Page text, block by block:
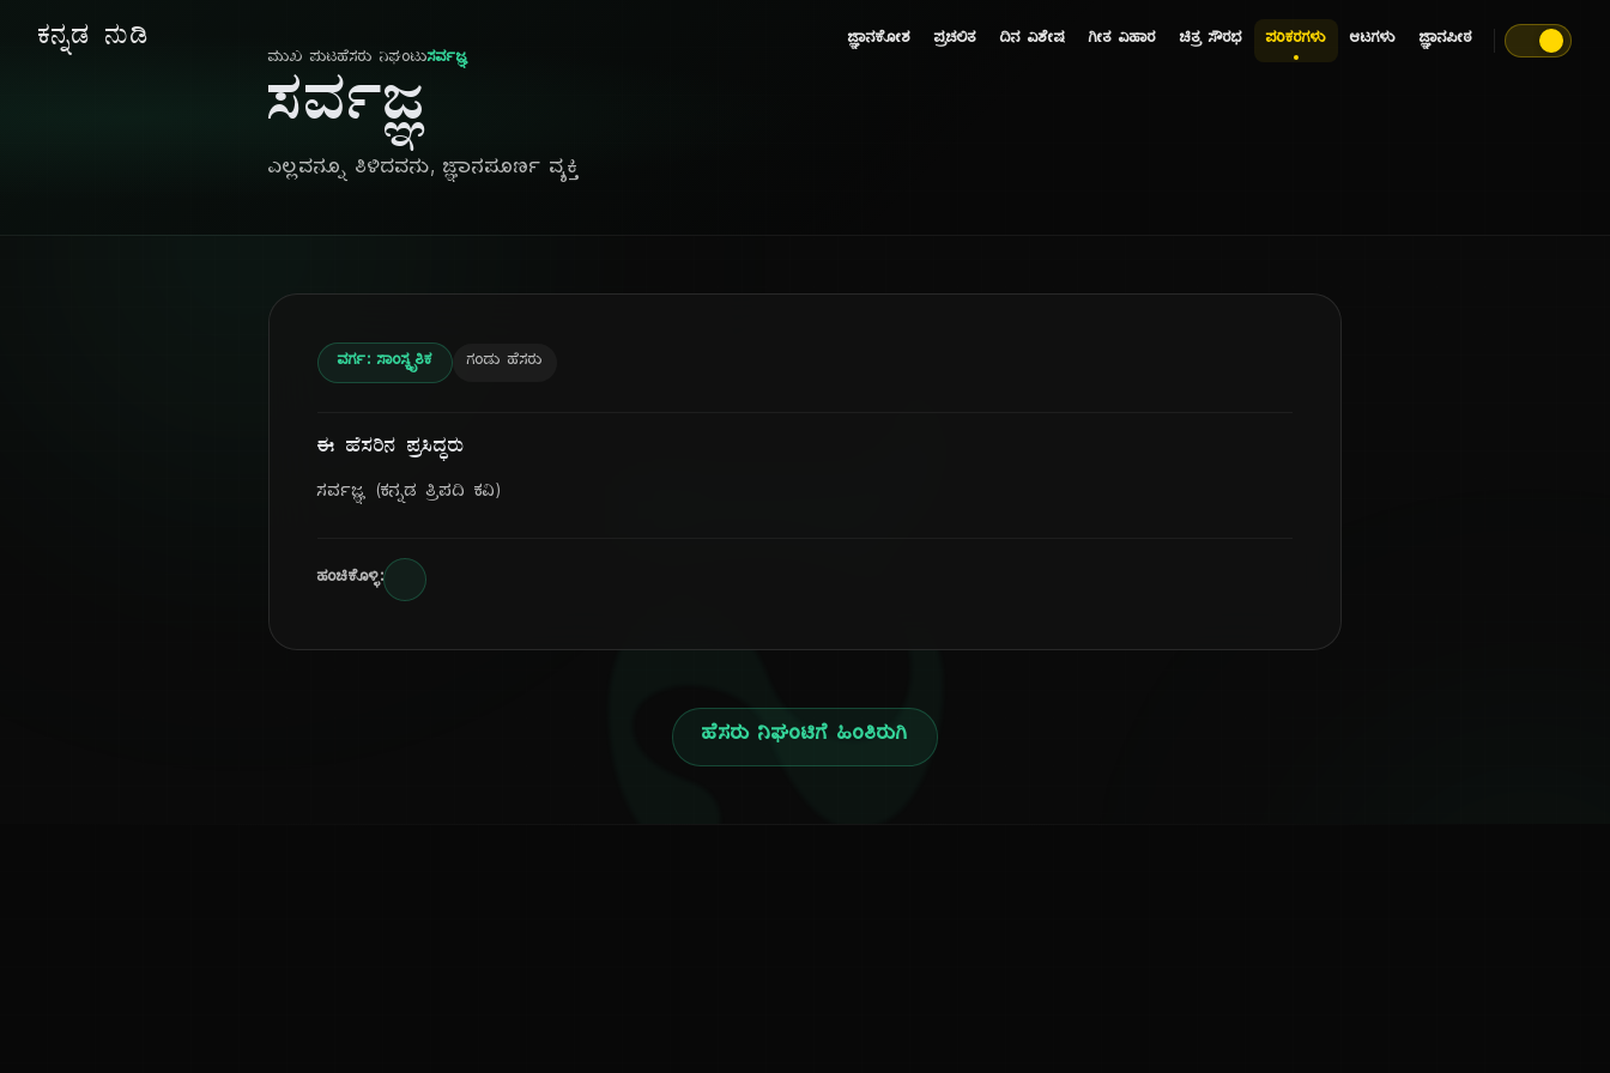
ಕನ್ನಡ ನುಡಿ ಜ್ಞಾನಕೋಶ ಪ್ರಚಲಿತ ದಿನ ವಿಶೇಷ ಗೀತ ವಿಹಾರ ಚಿತ್ರ ಸೌರಭ ಪರಿಕರಗಳು ಆಟಗಳು ಜ್ಞಾನಪೀಠ
ನ
ಮುಖ ಪುಟಹೆಸರು ನಿಘಂಟುಸರ್ವಜ್ಞ
ಸರ್ವಜ್ಞ
ಎಲ್ಲವನ್ನೂ ತಿಳಿದವನು, ಜ್ಞಾನಪೂರ್ಣ ವ್ಯಕ್ತಿ
ವರ್ಗ: ಸಾಂಸ್ಕೃತಿಕ ಗಂಡು ಹೆಸರು
ಈ ಹೆಸರಿನ ಪ್ರಸಿದ್ಧರು
ಸರ್ವಜ್ಞ (ಕನ್ನಡ ತ್ರಿಪದಿ ಕವಿ)
ಹಂಚಿಕೊಳ್ಳಿ:
ಹೆಸರು ನಿಘಂಟಿಗೆ ಹಿಂತಿರುಗಿ